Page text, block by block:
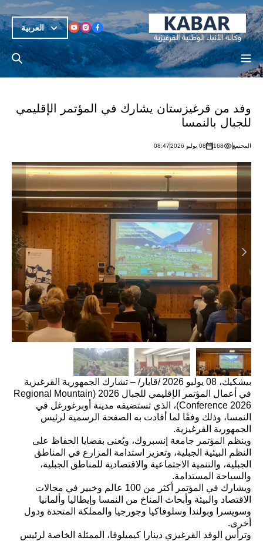
العربية
وفد من قرغيزستان يشارك في المؤتمر الإقليمي
للجبال بالنمسا
المجتمع 168 08 يوليو 2026 08:47
بيشكيك، 08 يوليو 2026 /قابار/ – تشارك الجمهورية القرغيزية
في أعمال المؤتمر الإقليمي للجبال 2026 (Regional Mountain
Conference 2026)، الذي تستضيفه مدينة أوبرغورغل في
النمسا، وذلك وفقًا لما أفادت به الصفحة الرسمية لرئيس
الجمهورية القرغيزية.
وينظم المؤتمر جامعة إنسبروك، ويُعنى بقضايا الحفاظ على
النظم البيئية الجبلية، وتعزيز استدامة المزارع في المناطق
الجبلية، والتنمية الاجتماعية والاقتصادية للمناطق الجبلية،
والسياحة المستدامة.
ويشارك في المؤتمر أكثر من 100 عالم وخبير في مجالات
الاقتصاد والبيئة وأبحاث المناخ من النمسا وإيطاليا وألمانيا
وسويسرا وبولندا وسلوفاكيا وجورجيا والمملكة المتحدة ودول
أخرى.
وترأس الوفد القرغيزي دينارا كيميلوفا، الممثلة الخاصة لرئيس